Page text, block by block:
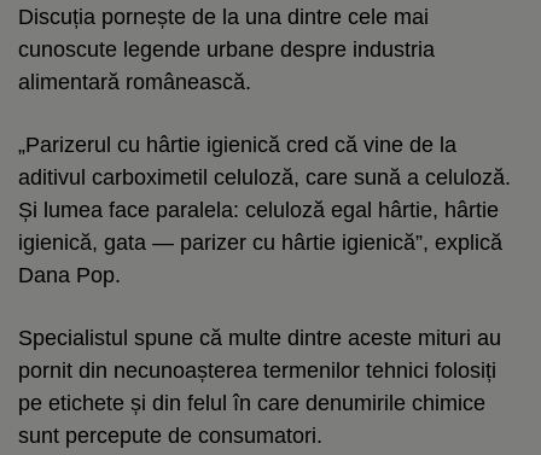
Discuția pornește de la una dintre cele mai
cunoscute legende urbane despre industria
alimentară românească.
„Parizerul cu hârtie igienică cred că vine de la
aditivul carboximetil celuloză, care sună a celuloză.
Și lumea face paralela: celuloză egal hârtie, hârtie
igienică, gata — parizer cu hârtie igienică”, explică
Dana Pop.
Specialistul spune că multe dintre aceste mituri au
pornit din necunoașterea termenilor tehnici folosiți
pe etichete și din felul în care denumirile chimice
sunt percepute de consumatori.